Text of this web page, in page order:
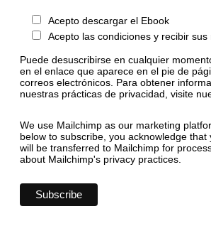
Acepto descargar el Ebook
Acepto las condiciones y recibir sus
Puede desuscribirse en cualquier
en el enlace que aparece en el pie de
correos electrónicos. Para obtener
nuestras prácticas de privacidad, visite
We use Mailchimp as our marketing
below to subscribe, you acknowledge that
will be transferred to Mailchimp for
about Mailchimp's privacy practices.